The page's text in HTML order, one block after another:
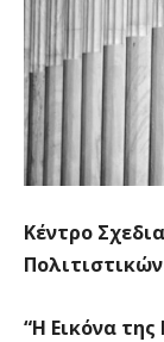
Κέντρο
“Η Εικόνα